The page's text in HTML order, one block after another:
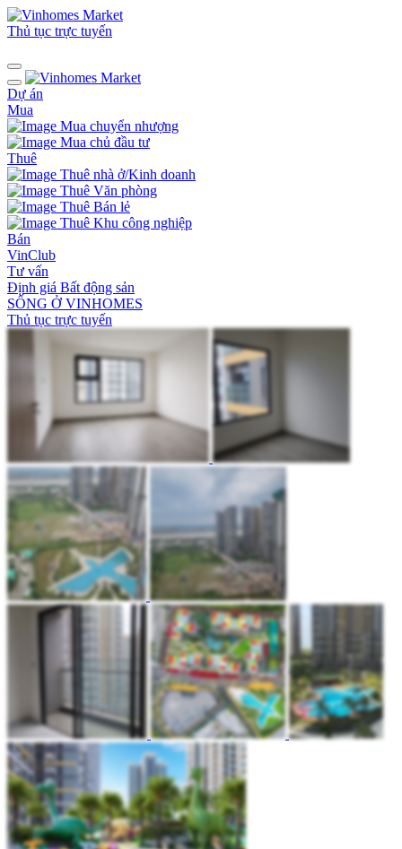
Thủ tục trực tuyến
Dự án
Mua
Mua chuyển nhượng
Mua chủ đầu tư
Thuê
Thuê nhà ở/Kinh doanh
Thuê Văn phòng
Thuê Bán lẻ
Thuê Khu công nghiệp
Bán
VinClub
Tư vấn
Định giá Bất động sản
SỐNG Ở VINHOMES
Thủ tục trực tuyến